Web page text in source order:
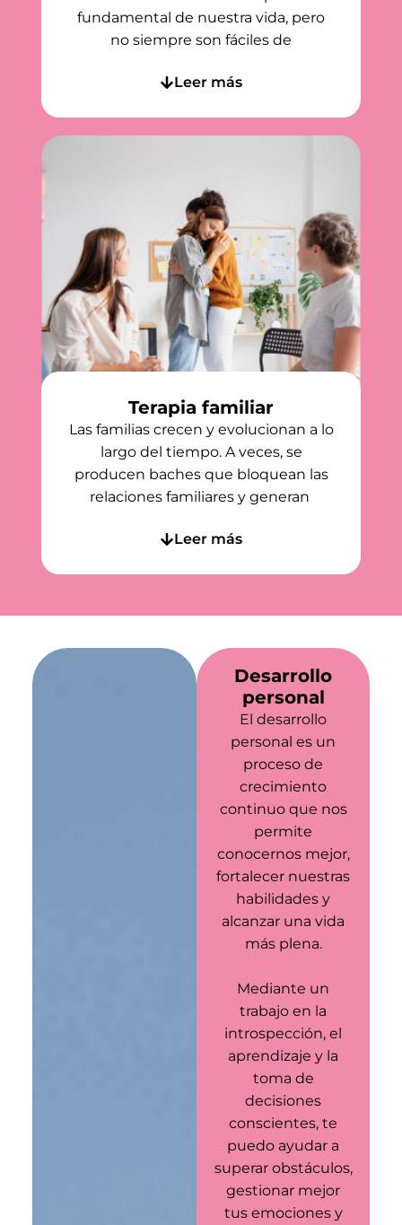
fundamental de nuestra vida, pero
no siempre son fáciles de
Leer más
Terapia familiar
Las familias crecen y evolucionan a lo
largo del tiempo. A veces, se
producen baches que bloquean las
relaciones familiares y generan
Leer más
Desarrollo
personal
El desarrollo
personal es un
proceso de
crecimiento
continuo que nos
permite
conocernos mejor,
fortalecer nuestras
habilidades y
alcanzar una vida
más plena.
Mediante un
trabajo en la
introspección, el
aprendizaje y la
toma de
decisiones
conscientes, te
puedo ayudar a
superar obstáculos,
gestionar mejor
tus emociones y